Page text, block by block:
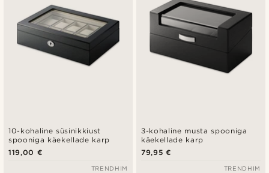
10-kohaline süsinikkiust
spooniga käekellade karp
119,00 €
TRENDHIM
3-kohaline musta spooniga
käekellade karp
79,95 €
TRENDHIM